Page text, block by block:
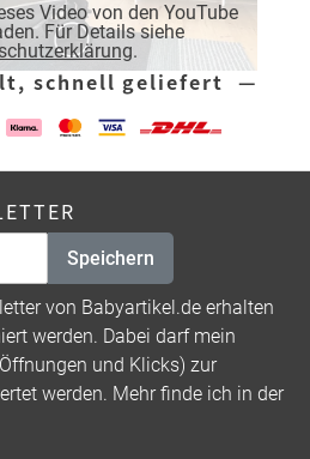
Video von den YouTube
Für Details siehe
.
schnell geliefert —
Speichern
von Babyartikel.de erhalten
werden. Dabei darf mein
und Klicks) zur
werden. Mehr finde ich in der